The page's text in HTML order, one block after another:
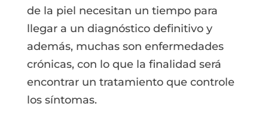
de la piel necesitan un tiempo para
llegar a un diagnóstico definitivo y
además, muchas son enfermedades
crónicas, con lo que la finalidad será
encontrar un tratamiento que controle
los síntomas.